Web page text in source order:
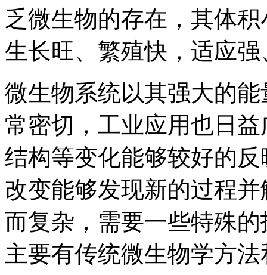
乏微生物的存在，其体
生长旺、繁殖快，适应
微生物系统以其强大的
常密切，工业应用也日
结构等变化能够较好的
改变能够发现新的过程
而复杂，需要一些特殊
主要有传统微生物学方